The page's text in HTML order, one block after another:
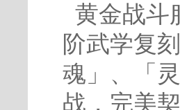
黄金战斗
阶武学复
魂」、「
战，完美